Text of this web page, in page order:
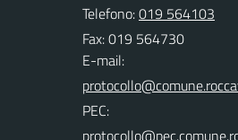
Telefono:019 564103
Fax: 019 564730
E-mail:
PEC: